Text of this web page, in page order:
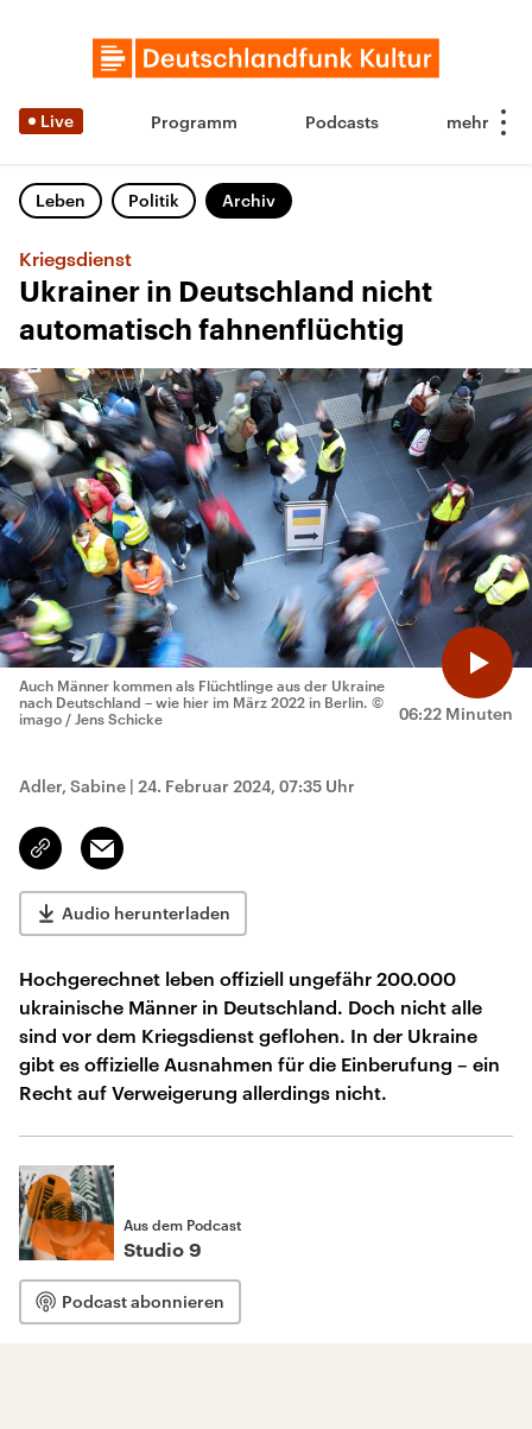
Live Programm Podcasts
Leben Politik Archiv
Kriegsdienst
Ukrainer in Deutschland nicht
automatisch fahnenflüchtig
06:22 Minuten
Auch Männer kommen als Flüchtlinge aus der Ukraine
nach Deutschland – wie hier im März 2022 in Berlin. ©
imago / Jens Schicke
Adler, Sabine | 24. Februar 2024, 07:35 Uhr
Link
kopieren/teilen
Email
Audio herunterladen
Hochgerechnet leben offiziell ungefähr 200.000
ukrainische Männer in Deutschland. Doch nicht alle
sind vor dem Kriegsdienst geflohen. In der Ukraine
gibt es offizielle Ausnahmen für die Einberufung – ein
Recht auf Verweigerung allerdings nicht.
Aus dem Podcast
Studio 9
Podcast abonnieren